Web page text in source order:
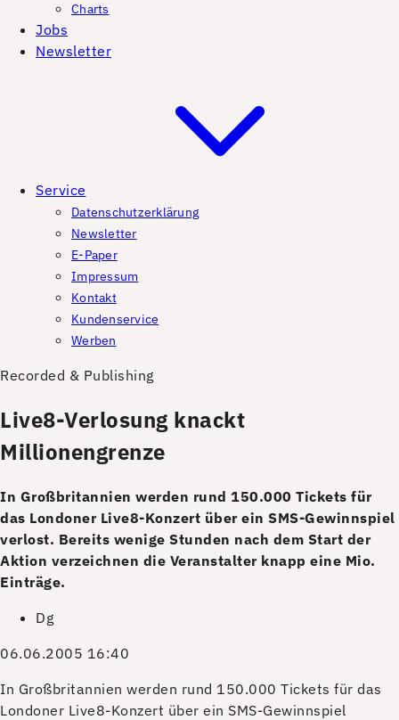
Charts
Jobs
Newsletter
Service
Datenschutzerklärung
Newsletter
E-Paper
Impressum
Kontakt
Kundenservice
Werben
Recorded & Publishing
Live8-Verlosung knackt
Millionengrenze
In Großbritannien werden rund 150.000 Tickets für
das Londoner Live8-Konzert über ein SMS-Gewinnspiel
verlost. Bereits wenige Stunden nach dem Start der
Aktion verzeichnen die Veranstalter knapp eine Mio.
Einträge.
Dg
06.06.2005 16:40
In Großbritannien werden rund 150.000 Tickets für das
Londoner Live8-Konzert über ein SMS-Gewinnspiel